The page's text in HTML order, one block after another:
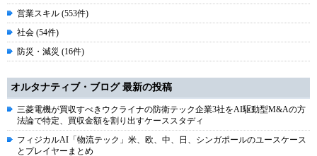
営業スキル (553件)
社会 (54件)
防災・減災 (16件)
オルタナティブ・ブログ 最新の投稿
三菱電機が買収すべきウクライナの防衛テック企業3社をAI駆動型M&Aの方
法論で特定、買収金額を割り出すケーススタディ
フィジカルAI「物流テック」米、欧、中、日、シンガポールのユースケース
とプレイヤーまとめ